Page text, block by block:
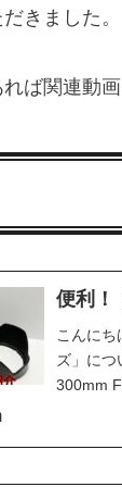
きました。
ば関連動
便利！
こんに
ズ」に
300mm